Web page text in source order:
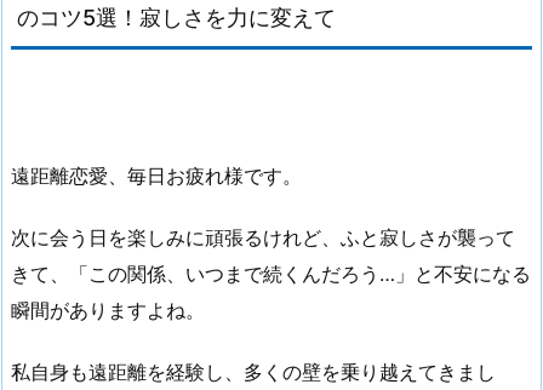
のコツ5選！寂しさを力に変えて
遠距離恋愛、毎日お疲れ様です。
次に会う日を楽しみに頑張るけれど、ふと寂しさが襲って
きて、「この関係、いつまで続くんだろう…」と不安になる
瞬間がありますよね。
私自身も遠距離を経験し、多くの壁を乗り越えてきまし